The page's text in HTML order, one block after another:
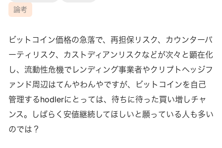
論考
ビットコイン価格の急落で、再担保リスク、カウンターパ
ーティリスク、カストディアンリスクなどが次々と顕在化
し、流動性危機でレンディング事業者やクリプトヘッジフ
ァンド周辺はてんやわんやですが、ビットコインを自己
管理するhodlerにとっては、待ちに待った買い増しチャ
ンス。しばらく安値継続してほしいと願っている人も多い
のでは？